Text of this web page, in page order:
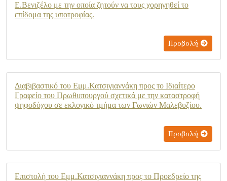
Ε.Βενιζέλο με την οποία ζητούν να τους χορηγηθεί το
επίδομα της υποτροφίας.
Προβολή
Διαβιβαστικό του Εμμ.Κατσιγιαννάκη προς το Ιδιαίτερο
Γραφείο του Πρωθυπουργού σχετικά με την καταστροφή
ψηφοδόχου σε εκλογικό τμήμα των Γωνιών Μαλεβυζίου.
Προβολή
Επιστολή του Εμμ.Κατσιγιαννάκη προς το Προεδρείο της